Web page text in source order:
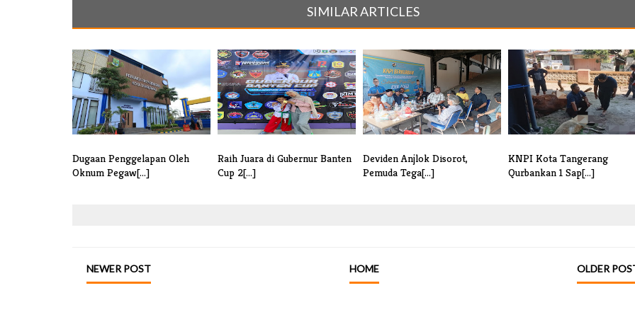
SIMILAR ARTICLES
Dugaan Penggelapan Oleh
Oknum Pegaw[...]
Raih Juara di Gubernur Banten
Cup 2[...]
Deviden Anjlok Disorot,
Pemuda Tega[...]
KNPI Kota Tangerang
Qurbankan 1 Sap[...]
NEWER POST OLDER
HOME